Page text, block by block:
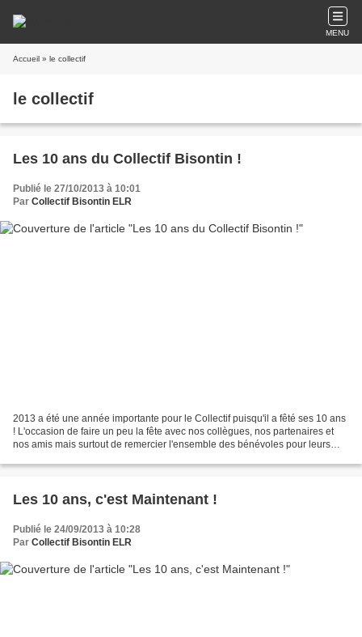
MENU
Accueil » le collectif
le collectif
Les 10 ans du Collectif Bisontin !
Publié le 27/10/2013 à 10:01
Par Collectif Bisontin ELR
2013 a été une année importante pour le Collectif puisqu'il a fêté ses 10 ans
! L'occasion de faire un peu la fête avec nos collègues, nos partenaires et
nos amis mais surtout de remercier l'ensemble des bénévoles pour leurs
Les 10 ans, c'est Maintenant !
Publié le 24/09/2013 à 10:28
Par Collectif Bisontin ELR